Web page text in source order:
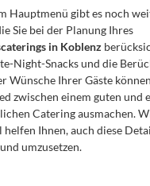
Hauptmenü gibt es noch
in Koblenz
Night-Snacks und die
Wünsche Ihrer Gäste
zwischen einem guten und
Catering ausmachen.
Ihnen, auch diese
umzusetzen.